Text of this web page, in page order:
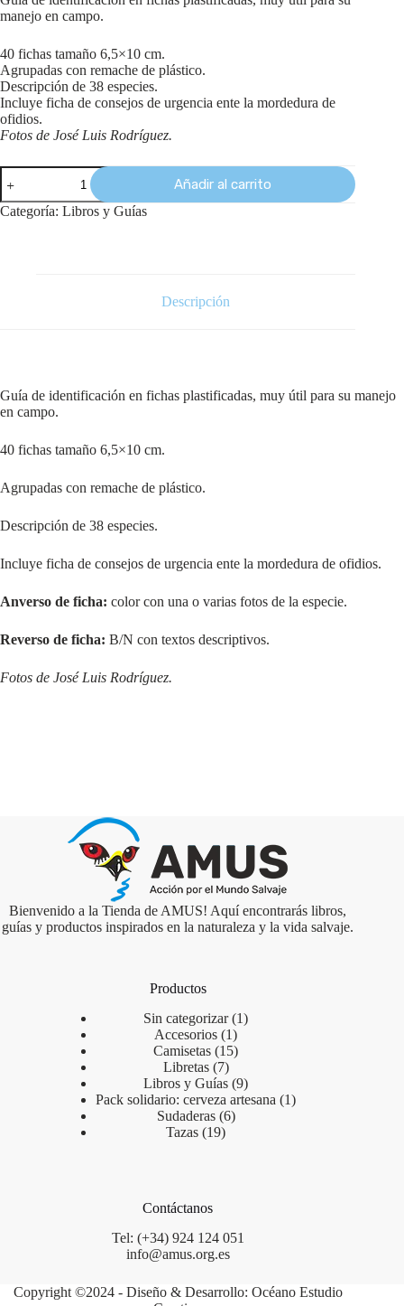
manejo en campo.
40 fichas tamaño 6,5×10 cm.
Agrupadas con remache de plástico.
Descripción de 38 especies.
Incluye ficha de consejos de urgencia ente la mordedura de
ofidios.
Fotos de José Luis Rodríguez.
Añadir al carrito
Categoría: Libros y Guías
Descripción
Guía de identificación en fichas plastificadas, muy útil para su manejo
en campo.
40 fichas tamaño 6,5×10 cm.
Agrupadas con remache de plástico.
Descripción de 38 especies.
Incluye ficha de consejos de urgencia ente la mordedura de ofidios.
Anverso de ficha: color con una o varias fotos de la especie.
Reverso de ficha: B/N con textos descriptivos.
Fotos de José Luis Rodríguez.
Bienvenido a la Tienda de AMUS! Aquí encontrarás libros,
guías y productos inspirados en la naturaleza y la vida salvaje.
Productos
Sin categorizar 1
Accesorios 1
Camisetas 15
Libretas 7
Libros y Guías 9
Pack solidario: cerveza artesana
1
Sudaderas 6
Tazas 19
Contáctanos
Tel: (+34) 924 124 051
info@amus.org.es
Copyright ©2024 - Diseño & Desarrollo: Océano Estudio